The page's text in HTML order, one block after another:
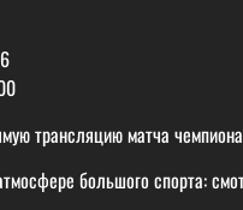
трансляцию матча
большого спорта: